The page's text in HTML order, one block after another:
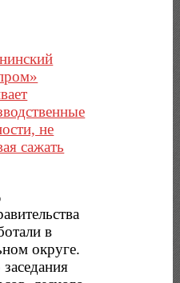
не
сажать
в
округе.